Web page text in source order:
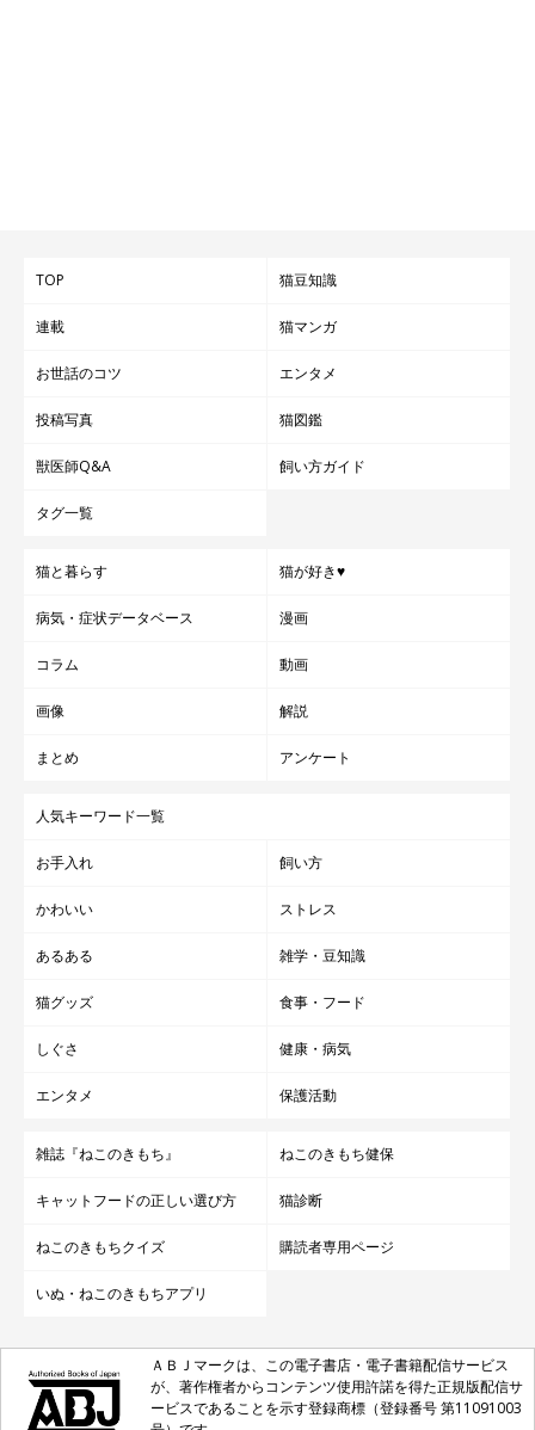
TOP 猫豆知識
連載 猫マンガ
お世話のコツ エンタメ
投稿写真 猫図鑑
獣医師Q&A 飼い方ガイド
タグ一覧
猫と暮らす 猫が好き♥
病気・症状データベース 漫画
コラム 動画
画像 解説
まとめ アンケート
人気キーワード一覧
お手入れ 飼い方
かわいい ストレス
あるある 雑学・豆知識
猫グッズ 食事・フード
しぐさ 健康・病気
エンタメ 保護活動
雑誌『ねこのきもち』 ねこのきもち健保
キャットフードの正しい選び方 猫診断
ねこのきもちクイズ 購読者専用ページ
いぬ・ねこのきもちアプリ
ＡＢＪマークは、この電子書店・電子書籍配信サービス
が、著作権者からコンテンツ使用許諾を得た正規版配信サ
ービスであることを示す登録商標（登録番号 第11091003